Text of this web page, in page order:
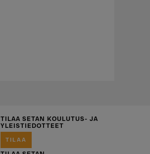
TILAA SETAN KOULUTUS- JA
YLEISTIEDOTTEET
TILAA